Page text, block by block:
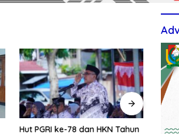
Hut PGRI ke-78 dan HKN Tahun